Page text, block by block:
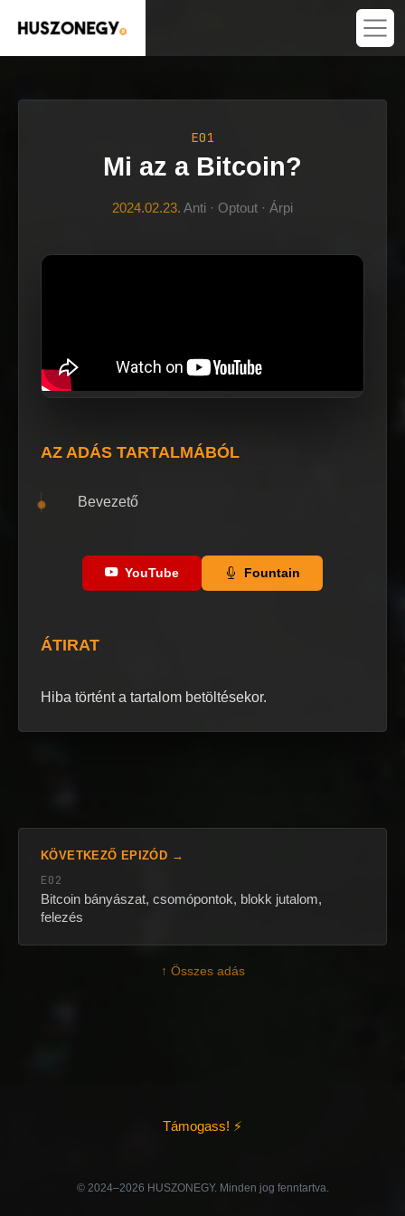
E01
Mi az a Bitcoin?
2024.02.23. Anti · Optout · Árpi
AZ ADÁS TARTALMÁBÓL
Bevezető
YouTube Fountain
ÁTIRAT
Hiba történt a tartalom betöltésekor.
KÖVETKEZŐ EPIZÓD →
E02
Bitcoin bányászat, csomópontok, blokk jutalom,
felezés
↑ Összes adás
Támogass! ⚡
©️ 2024–2026 HUSZONEGY. Minden jog fenntartva.